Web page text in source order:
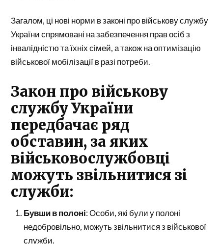
Загалом, ці нові норми в законі про військову службу
України спрямовані на забезпечення прав осіб з
інвалідністю та їхніх сімей, а також на оптимізацію
військової мобілізації в разі потреби.
Закон про військову
службу України
передбачає ряд
обставин, за яких
військовослужбовці
можуть звільнитися зі
служби:
Бувши в полоні: Особи, які були у полоні
недобровільно, можуть звільнитися з військової
служби.